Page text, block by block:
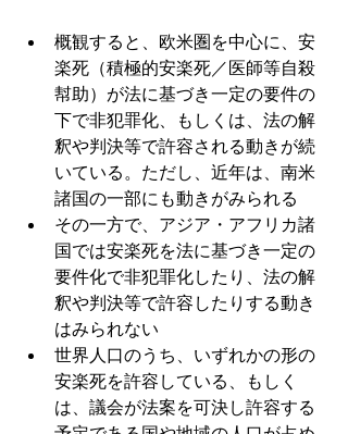
概観すると、欧米圏を中心に、安
楽死（積極的安楽死／医師等自殺
幇助）が法に基づき一定の要件の
下で非犯罪化、もしくは、法の解
釈や判決等で許容される動きが続
いている。ただし、近年は、南米
諸国の一部にも動きがみられる
その一方で、アジア・アフリカ諸
国では安楽死を法に基づき一定の
要件化で非犯罪化したり、法の解
釈や判決等で許容したりする動き
はみられない
世界人口のうち、いずれかの形の
安楽死を許容している、もしく
は、議会が法案を可決し許容する